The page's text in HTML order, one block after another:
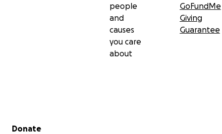
people
and
causes
you care
about
GoFundMe
Giving
Guarantee
Secondary menu
Donate